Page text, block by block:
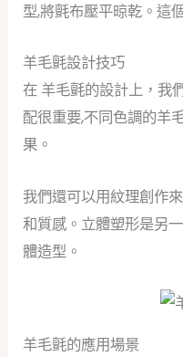
型,將氈布壓平晾乾。這
羊毛氈設計技巧
在 羊毛氈的設計上，我
配很重要,不同色調的羊
果。
我們還可以用紋理創作
和質感。立體塑形是另
體造型。
羊毛氈的應用場景